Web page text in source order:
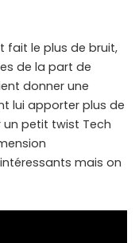
fait le plus de bruit,
de la part de
donner une
lui apporter plus de
un petit twist Tech
mais on